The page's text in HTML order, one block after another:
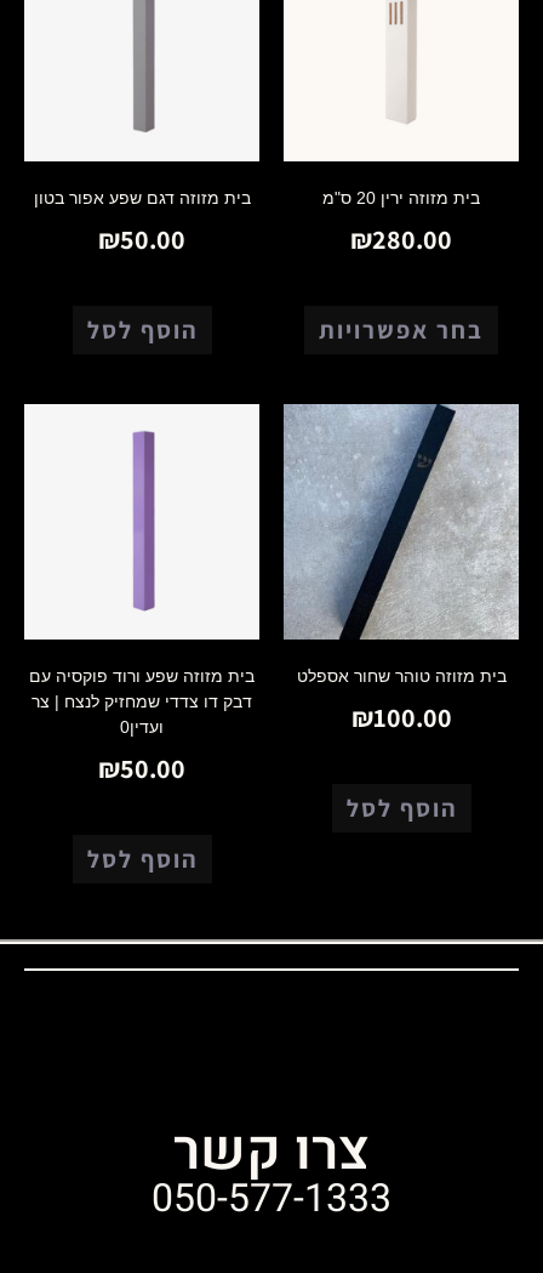
בית מזוזה ירין 20 ס"מ
₪280.00
בחר אפשרויות
בית מזוזה דגם שפע אפור בטון
₪50.00
הוסף לסל
בית מזוזה טוהר שחור אספלט
₪100.00
הוסף לסל
בית מזוזה שפע ורוד פוקסיה עם
דבק דו צדדי שמחזיק לנצח | צר
ועדין0
₪50.00
הוסף לסל
צרו קשר
050-577-1333